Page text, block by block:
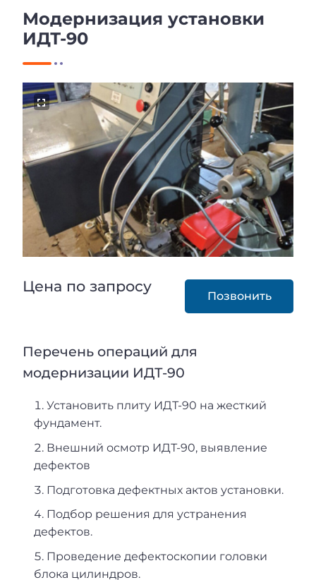
Модернизация установки
ИДТ-90
Цена по запросу
Позвонить
Перечень операций для
модернизации ИДТ-90
Установить плиту ИДТ-90 на жесткий
фундамент.
Внешний осмотр ИДТ-90, выявление
дефектов
Подготовка дефектных актов установки.
Подбор решения для устранения
дефектов.
Проведение дефектоскопии головки
блока цилиндров.